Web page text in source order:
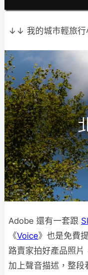
↓↓ 我的城市輕旅行
Adobe 還有一套跟
《Voice》也是免費
路賣家拍好產品照片
加上聲音描述，整段